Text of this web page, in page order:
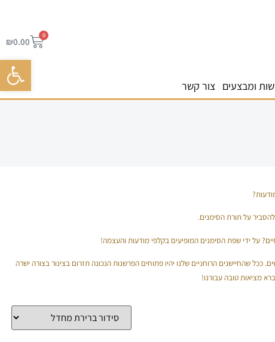
פתח
₪0.00
0
ומבצעים צור קשר
על תורת הסימנים.
על ידי שפת הסימנים המופיעים בקלפי מודעות והעצמה!
שהחיישנים הרוחניים שלנו יהיו פתוחים הפרשנות הנכונה תזרום בצינור בצורה ישרה
מציאות טובה עבורנו!